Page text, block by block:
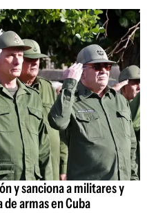
y sanciona a militares y
armas en Cuba